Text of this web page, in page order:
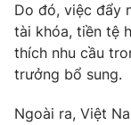
® Cấm sao chép
thông tin từ
Do đó, việc đẩy
tài khóa, tiền tệ
thích nhu cầu
trưởng bổ sung.
Ngoài ra, Việt